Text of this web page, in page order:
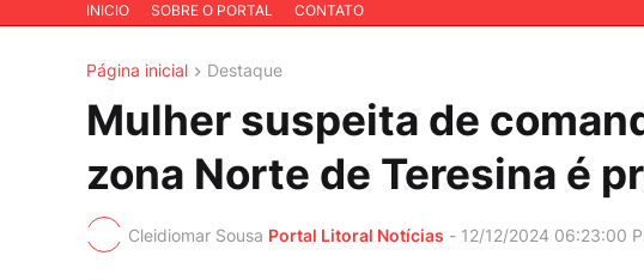
INICIO SOBRE O PORTAL CONTATO
Página inicial Destaque
Mulher suspeita de
zona Norte de Teresina é
Cleidiomar Sousa Portal Litoral Notícias - 12/12/2024 06:23:00